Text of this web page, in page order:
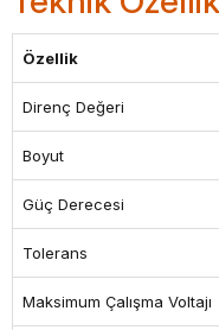
Özellik
Direnç Değeri
Boyut
Güç Derecesi
Tolerans
Maksimum Çalışma Voltajı